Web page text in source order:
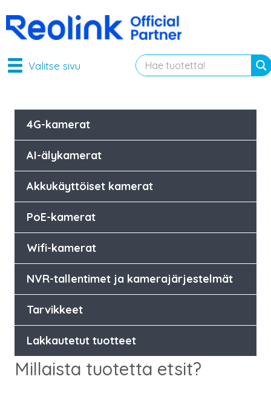
Valitse sivu
4G-kamerat
AI-älykamerat
Akkukäyttöiset kamerat
PoE-kamerat
Wifi-kamerat
NVR-tallentimet ja kamerajärjestelmät
Tarvikkeet
Lakkautetut tuotteet
Millaista tuotetta etsit?